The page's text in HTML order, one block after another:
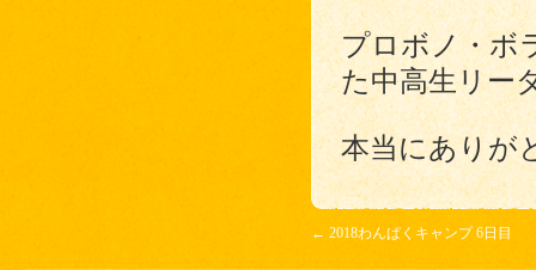
プロボノ・ボ
た中高生リー
本当にありが
← 2018わんぱくキャンプ 6日目